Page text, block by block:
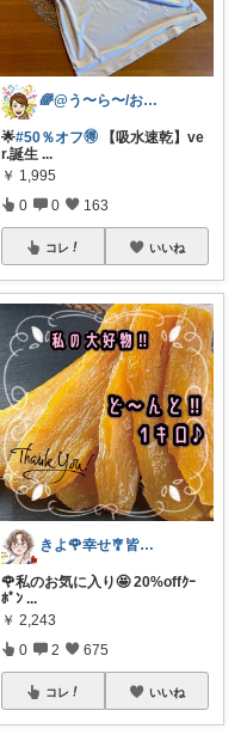
🌈@う〜ら〜/お得✨美味しい✨素敵✨
🌟#50％オフ🉐 【吸水速乾】ve
r.誕生 ...
￥ 1,995
0 0 163
コレ いいね
きよ🌹幸せ🎐皆様のお心遣いに感謝💖
🌹私のお気に入り🤩 20%offｸｰ
ﾎﾟﾝ ...
￥ 2,243
0 2 675
コレ いいね